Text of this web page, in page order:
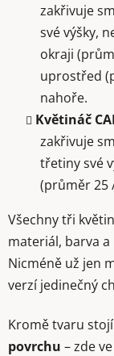
zakřivuje
své výšky,
okraji
uprostřed
nahoře.
Květináč
zakřivuje
třetiny své
(průměr 25
Všechny tři
materiál, barva
Nicméně už jen
verzí jedinečný
Kromě tvaru
povrchu – zde